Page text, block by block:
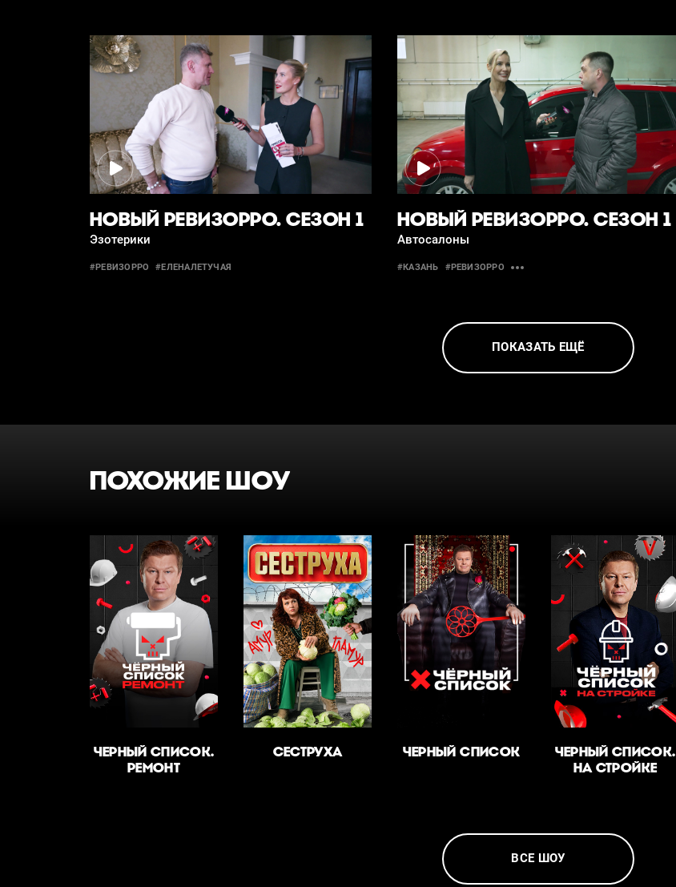
НОВЫЙ РЕВИЗОРРО. СЕЗОН 1
Эзотерики
#РЕВИЗОРРО #ЕЛЕНАЛЕТУЧАЯ
НОВЫЙ РЕВИЗОРРО. СЕЗОН 1
Автосалоны
#КАЗАНЬ #РЕВИЗОРРО
ПОКАЗАТЬ ЕЩЁ
ПОХОЖИЕ ШОУ
ЧЕРНЫЙ СПИСОК.
РЕМОНТ
СЕСТРУХА ЧЕРНЫЙ СПИСОК
ЧЕРНЫЙ СПИСОК.
НА СТРОЙКЕ
ВСЕ ШОУ